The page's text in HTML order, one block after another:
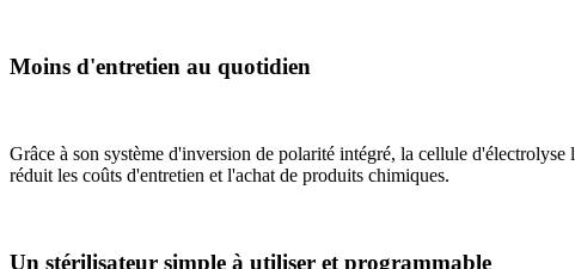
Moins d'entretien au quotidien
Grâce à son système d'inversion de polarité intégré, la cellule
réduit les coûts d'entretien et l'achat de produits chimiques.
Un stérilisateur simple à utiliser et programmable